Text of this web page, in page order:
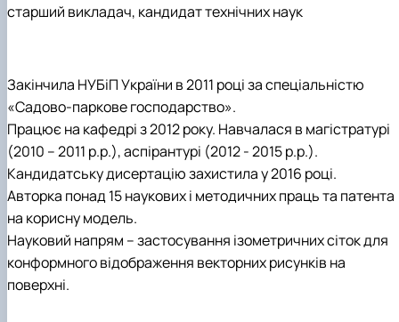
старший викладач, кандидат технічних наук
Закінчила НУБіП України в 2011 році за спеціальністю
«Садово-паркове господарство».
Працює на кафедрі з 2012 року. Навчалася в магістратурі
(2010 – 2011 р.р.), аспірантурі (2012 - 2015 р.р.).
Кандидатську дисертацію захистила у 2016 році.
Авторка понад 15 наукових і методичних праць та патента
на корисну модель.
Науковий напрям – застосування ізометричних сіток для
конформного відображення векторних рисунків на
поверхні.